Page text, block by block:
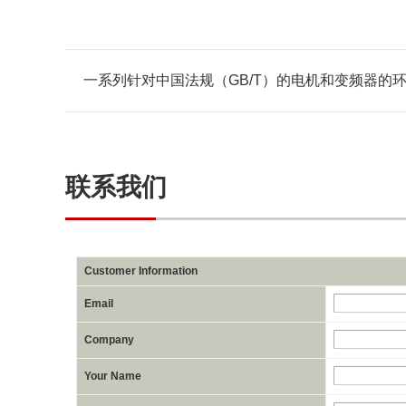
一系列针对中国法规（GB/T）的电机和变频器的
联系我们
Customer Information
Email
Company
Your Name